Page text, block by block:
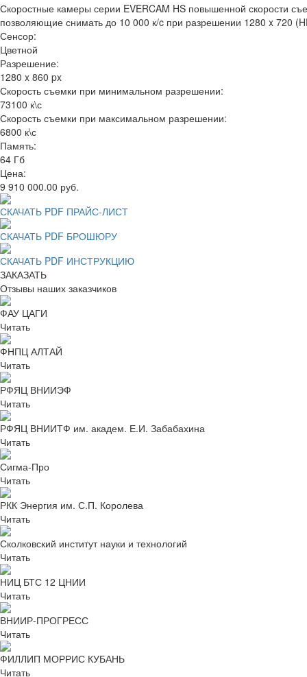
Скоростные камеры серии EVERCAM HS повышенной скорости
позволяющие снимать до 10 000 к/c при разрешении 1280 x 720
Сенсор:
Цветной
Разрешение:
1280 x 860 px
Скорость съемки при минимальном разрешении:
73100 к\с
Скорость съемки при максимальном разрешении:
6800 к\с
Память:
64 Гб
Цена:
9 910 000.00 руб.
СКАЧАТЬ PDF ПРАЙС-ЛИСТ
СКАЧАТЬ PDF БРОШЮРУ
СКАЧАТЬ PDF ИНСТРУКЦИЮ
ЗАКАЗАТЬ
Отзывы наших заказчиков
ФАУ ЦАГИ
Читать
ФНПЦ АЛТАЙ
Читать
РФЯЦ ВНИИЭФ
Читать
РФЯЦ ВНИИТФ им. академ. Е.И. Забабахина
Читать
Сигма-Про
Читать
РКК Энергия им. С.П. Королева
Читать
Сколковский институт науки и технологий
Читать
НИЦ БТС 12 ЦНИИ
Читать
ВНИИР-ПРОГРЕСС
Читать
ФИЛЛИП МОРРИС КУБАНЬ
Читать